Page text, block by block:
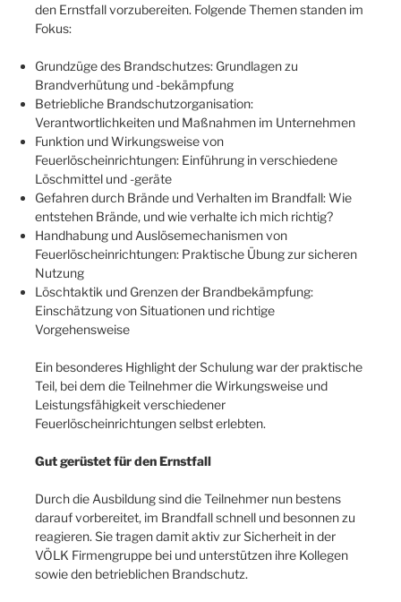
den Ernstfall vorzubereiten. Folgende Themen standen im
Fokus:
Grundzüge des Brandschutzes: Grundlagen zu
Brandverhütung und -bekämpfung
Betriebliche Brandschutzorganisation:
Verantwortlichkeiten und Maßnahmen im Unternehmen
Funktion und Wirkungsweise von
Feuerlöscheinrichtungen: Einführung in verschiedene
Löschmittel und -geräte
Gefahren durch Brände und Verhalten im Brandfall: Wie
entstehen Brände, und wie verhalte ich mich richtig?
Handhabung und Auslösemechanismen von
Feuerlöscheinrichtungen: Praktische Übung zur sicheren
Nutzung
Löschtaktik und Grenzen der Brandbekämpfung:
Einschätzung von Situationen und richtige
Vorgehensweise
Ein besonderes Highlight der Schulung war der praktische
Teil, bei dem die Teilnehmer die Wirkungsweise und
Leistungsfähigkeit verschiedener
Feuerlöscheinrichtungen selbst erlebten.
Gut gerüstet für den Ernstfall
Durch die Ausbildung sind die Teilnehmer nun bestens
darauf vorbereitet, im Brandfall schnell und besonnen zu
reagieren. Sie tragen damit aktiv zur Sicherheit in der
VÖLK Firmengruppe bei und unterstützen ihre Kollegen
sowie den betrieblichen Brandschutz.